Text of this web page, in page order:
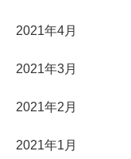
2021年4月
2021年3月
2021年2月
2021年1月